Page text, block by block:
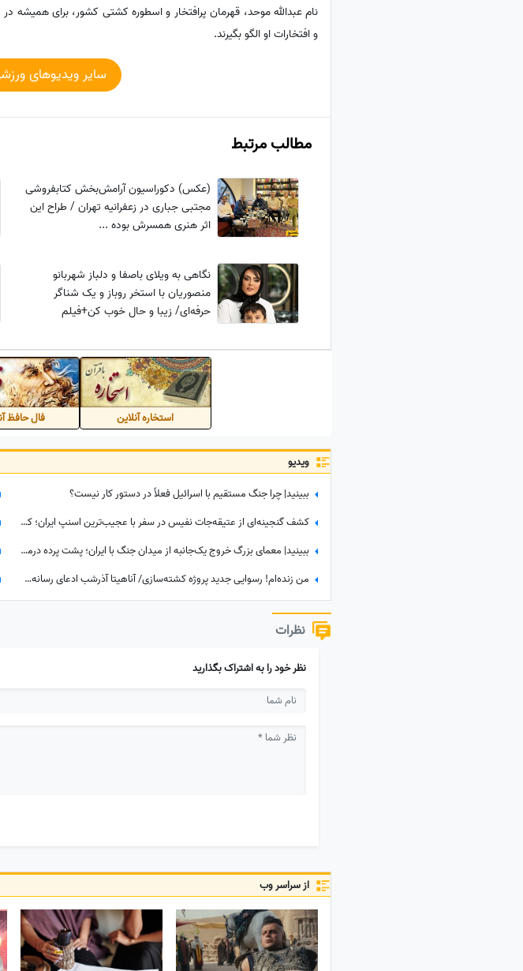
نام عبدالله موحد، قهرمان پرافتخار و اسطوره کشتی کشور، برای همیشه
و افتخارات او الگو بگیرند.
سایر ویدیوهای
مطالب مرتبط
(عکس) دکوراسیون آرامش‌بخش کتابفروشی
مجتبی جباری در زعفرانیه تهران / طراح این
اثر هنری همسرش بوده ...
نگاهی به ویلای باصفا و دلباز شهربانو
منصوریان با استخر روباز و یک شناگر
حرفه‌ای/ زیبا و حال خوب کن+فیلم
استخاره آنلاین فال حافظ
ویدیو
ببینید| چرا جنگ مستقیم با اسرائیل فعلاً در دستور کار نیست؟
کشف گنجینه‌ای از عتیقه‌جات نفیس در سفر با عجیب‌ترین اسنپ ایران؛ کلکسیونی که همه را شگفت‌زده کرد
ببینید| معمای بزرگ خروج یک‌جانبه از میدان جنگ با ایران؛ پشت پرده درماندگی دولتمردان آمریکایی!
من زنده‌ام! رسوایی جدید پروژه‌ کشته‌سازی/ آناهیتا آذرشب ادعای رسانه‌های معاند درباره کشته‌شدنش را تکذیب کرد
نظرات
نظر خود را به اشتراک بگذارید
از سراسر وب